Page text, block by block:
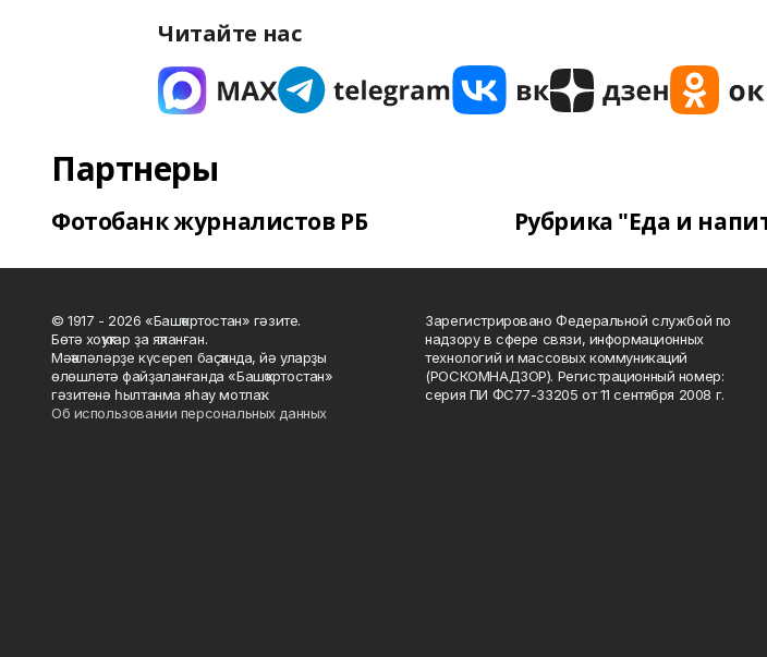
Читайте нас
Партнеры
Фотобанк журналистов РБ Рубрика "Еда и
© 1917 - 2026 «Башҡортостан» гәзите.
Бөтә хоҡуҡтар ҙа яҡланған.
Мәҡәләләрҙе күсереп баҫҡанда, йә уларҙы
өлөшләтә файҙаланғанда «Башҡортостан»
гәзитенә һылтанма яһау мотлаҡ.
Об использовании персональных данных
Зарегистрировано Федеральной службой по
надзору в сфере связи, информационных
технологий и массовых коммуникаций
(РОСКОМНАДЗОР). Регистрационный номер:
серия ПИ ФС77-33205 от 11 сентября 2008 г.